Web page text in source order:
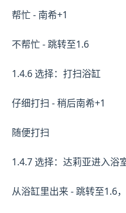
帮忙 - 南希+1
不帮忙 - 跳转至1.6
1.4.6 选择：打扫浴缸
仔细打扫 - 稍后南希+1
随便打扫
1.4.7 选择：达莉亚进入浴
从浴缸里出来 - 跳转至1.6